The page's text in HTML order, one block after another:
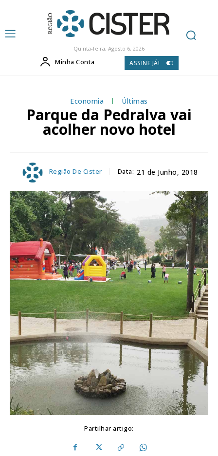
Quinta-feira, Agosto 6, 2026
Minha Conta ASSINE JÁ!
Economia Últimas
Parque da Pedralva vai
acolher novo hotel
Região De Cister Data: 21 de Junho, 2018
Partilhar artigo: